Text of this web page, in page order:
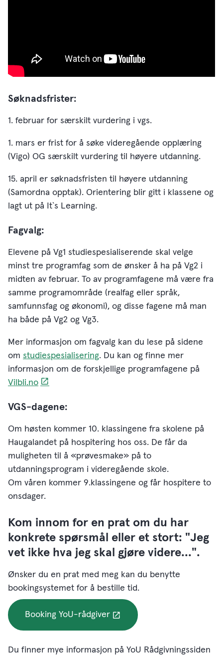
Søknadsfrister:
1. februar for særskilt vurdering i vgs.
1. mars er frist for å søke videregående opplæring
(Vigo) OG særskilt vurdering til høyere utdanning.
15. april er søknadsfristen til høyere utdanning
(Samordna opptak). Orientering blir gitt i klassene og
lagt ut på It`s Learning.
Fagvalg:
Elevene på Vg1 studiespesialiserende skal velge
minst tre programfag som de ønsker å ha på Vg2 i
midten av februar. To av programfagene må være fra
samme programområde (realfag eller språk,
samfunnsfag og økonomi), og disse fagene må man
ha både på Vg2 og Vg3.
Mer informasjon om fagvalg kan du lese på sidene
om studiespesialisering. Du kan og finne mer
informasjon om de forskjellige programfagene på
Vilbli.no
VGS-dagene:
Om høsten kommer 10. klassingene fra skolene på
Haugalandet på hospitering hos oss. De får da
muligheten til å «prøvesmake» på to
utdanningsprogram i videregående skole.
Om våren kommer 9.klassingene og får hospitere to
onsdager.
Kom innom for en prat om du har
konkrete spørsmål eller et stort: "Jeg
vet ikke hva jeg skal gjøre videre...".
Ønsker du en prat med meg kan du benytte
bookingsystemet for å bestille tid.
Booking YoU-rådgiver
Du finner mye informasjon på YoU Rådgivningssiden